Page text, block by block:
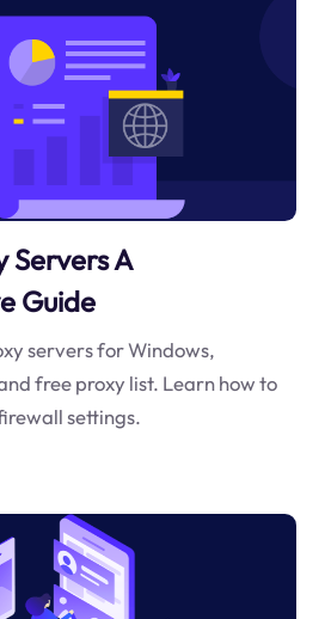
Servers A
Guide
servers for Windows,
free proxy list. Learn how to
settings.